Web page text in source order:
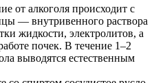
от алкоголя происходит с
— внутривенного раствора
жидкости, электролитов, а
почек. В течение 1–2
выводятся естественным